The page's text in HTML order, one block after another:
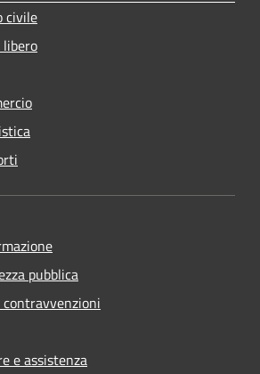
civile
pubblica
e assistenza